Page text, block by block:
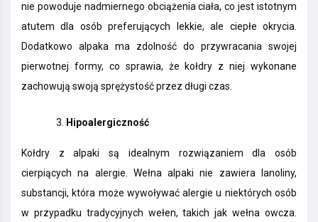
nie powoduje nadmiernego obciążenia ciała, co jest istotnym
atutem dla osób preferujących lekkie, ale ciepłe okrycia.
Dodatkowo alpaka ma zdolność do przywracania swojej
pierwotnej formy, co sprawia, że kołdry z niej wykonane
zachowują swoją sprężystość przez długi czas.
Hipoalergiczność
Kołdry z alpaki są idealnym rozwiązaniem dla osób
cierpiących na alergie. Wełna alpaki nie zawiera lanoliny,
substancji, która może wywoływać alergie u niektórych osób
w przypadku tradycyjnych wełen, takich jak wełna owcza.